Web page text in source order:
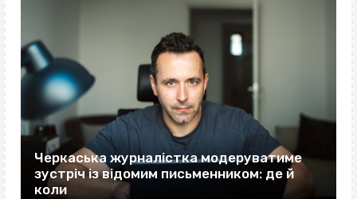
Черкаська журналістка модеруватиме
зустріч із відомим письменником: де й
коли